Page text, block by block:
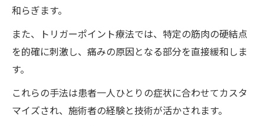
和らぎます。
また、トリガーポイント療法では、特定の筋肉の硬結点
を的確に刺激し、痛みの原因となる部分を直接緩和しま
す。
これらの手法は患者一人ひとりの症状に合わせてカスタ
マイズされ、施術者の経験と技術が活かされます。